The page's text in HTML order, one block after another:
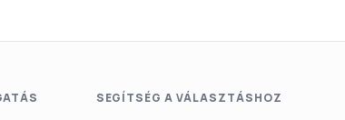
SEGÍTSÉG A VÁLASZTÁSHOZ